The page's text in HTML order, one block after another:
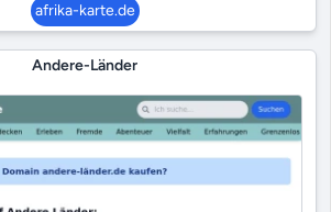
afrika-karte.de
Andere-Länder